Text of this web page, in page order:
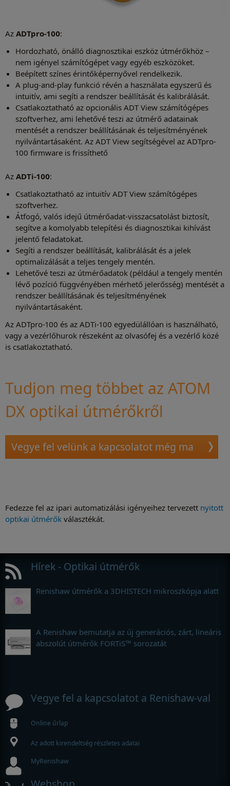
Az ADTpro-100:
Hordozható, önálló diagnosztikai eszköz útmérőkhöz –
nem igényel számítógépet vagy egyéb eszközöket.
Beépített színes érintőképernyővel rendelkezik.
A plug-and-play funkció révén a használata egyszerű és
intuitív, ami segíti a rendszer beállítását és kalibrálását.
Csatlakoztatható az opcionális ADT View számítógépes
szoftverhez, ami lehetővé teszi az útmérő adatainak
mentését a rendszer beállításának és teljesítményének
nyilvántartásaként. Az ADT View segítségével az ADTpro-
100 firmware is frissíthető
Az ADTi-100:
Csatlakoztatható az intuitív ADT View számítógépes
szoftverhez.
Átfogó, valós idejű útmérőadat-visszacsatolást biztosít,
segítve a komolyabb telepítési és diagnosztikai kihívást
jelentő feladatokat.
Segíti a rendszer beállítását, kalibrálását és a jelek
optimalizálását a teljes tengely mentén.
Lehetővé teszi az útmérőadatok (például a tengely mentén
lévő pozíció függvényében mérhető jelerősség) mentését a
rendszer beállításának és teljesítményének
nyilvántartásaként.
Az ADTpro-100 és az ADTi-100 egyedülállóan is használható,
vagy a vezérlőhurok részeként az olvasófej és a vezérlő közé
is csatlakoztatható.
Tudjon meg többet az ATOM
DX optikai útmérőkről
Vegye fel velünk a kapcsolatot még ma
Fedezze fel az ipari automatizálási igényeihez tervezett nyitott
optikai útmérők választékát.
Hírek - Optikai útmérők
Renishaw útmérők a 3DHISTECH mikroszkópja alatt
A Renishaw bemutatja az új generációs, zárt, lineáris
abszolút útmérők FORTiS™ sorozatát
Vegye fel a kapcsolatot a Renishaw-val
Online űrlap
Az adott kirendeltség részletes adatai
MyRenishaw